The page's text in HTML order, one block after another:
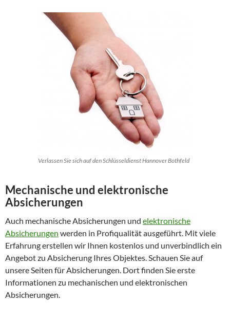
Verlassen Sie sich auf den Schlüsseldienst Hannover Bothfeld
Mechanische und elektronische
Absicherungen
Auch mechanische Absicherungen und elektronische
Absicherungen werden in Profiqualität ausgeführt. Mit viele
Erfahrung erstellen wir Ihnen kostenlos und unverbindlich ein
Angebot zu Absicherung Ihres Objektes. Schauen Sie auf
unsere Seiten für Absicherungen. Dort finden Sie erste
Informationen zu mechanischen und elektronischen
Absicherungen.